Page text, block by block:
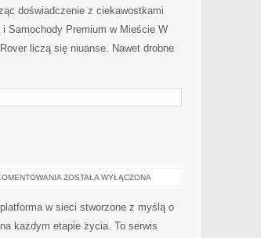
doświadczenie z ciekawostkami
Samochody Premium w Mieście W
liczą się niuanse. Nawet drobne
CIĄŻA
ZOSTAŁA WYŁĄCZONA
w sieci stworzone z myślą o
każdym etapie życia. To serwis